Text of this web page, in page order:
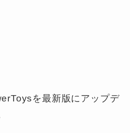
を最新版にアップデ